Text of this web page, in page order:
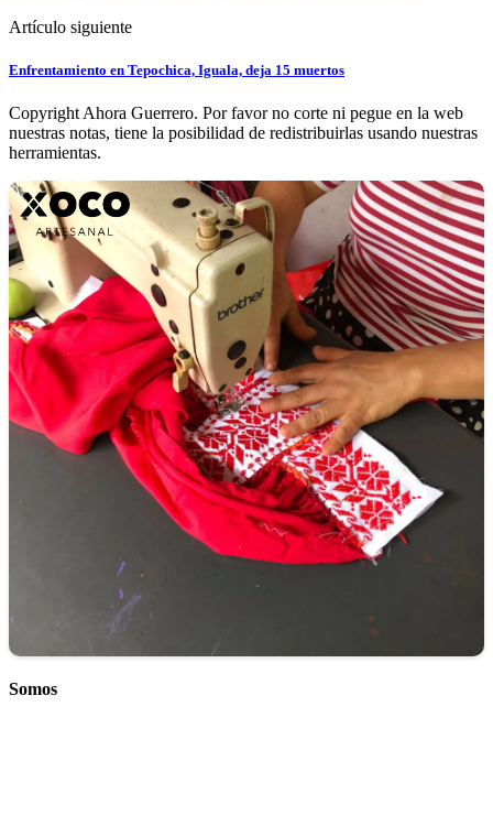
Artículo siguiente
Enfrentamiento en Tepochica, Iguala, deja 15 muertos
Copyright Ahora Guerrero. Por favor no corte ni pegue en la web
nuestras notas, tiene la posibilidad de redistribuirlas usando nuestras
herramientas.
Somos